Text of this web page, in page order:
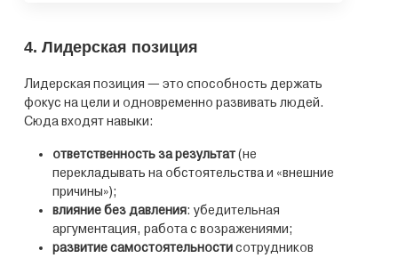
4. Лидерская позиция
Лидерская позиция — это способность держать
фокус на цели и одновременно развивать людей.
Сюда входят навыки:
ответственность за результат(не
перекладывать на обстоятельства и «внешние
причины»);
влияние без давления: убедительная
аргументация, работа с возражениями;
развитие самостоятельностисотрудников